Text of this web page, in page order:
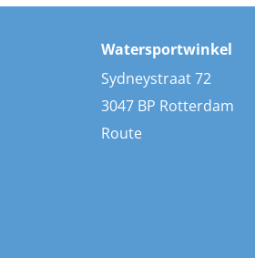
Watersportwinkel
Sydneystraat 72
3047 BP Rotterdam
Route